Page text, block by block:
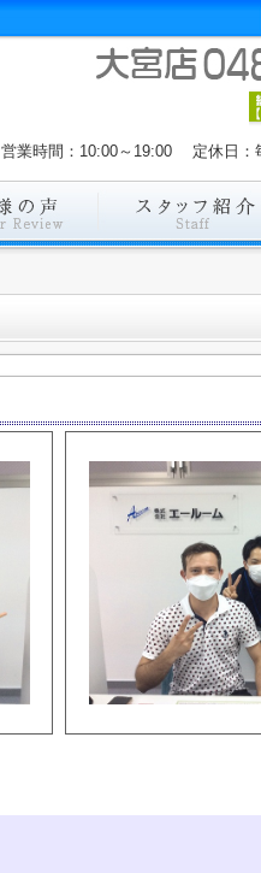
営業時間：10:00～19:00 定休日：